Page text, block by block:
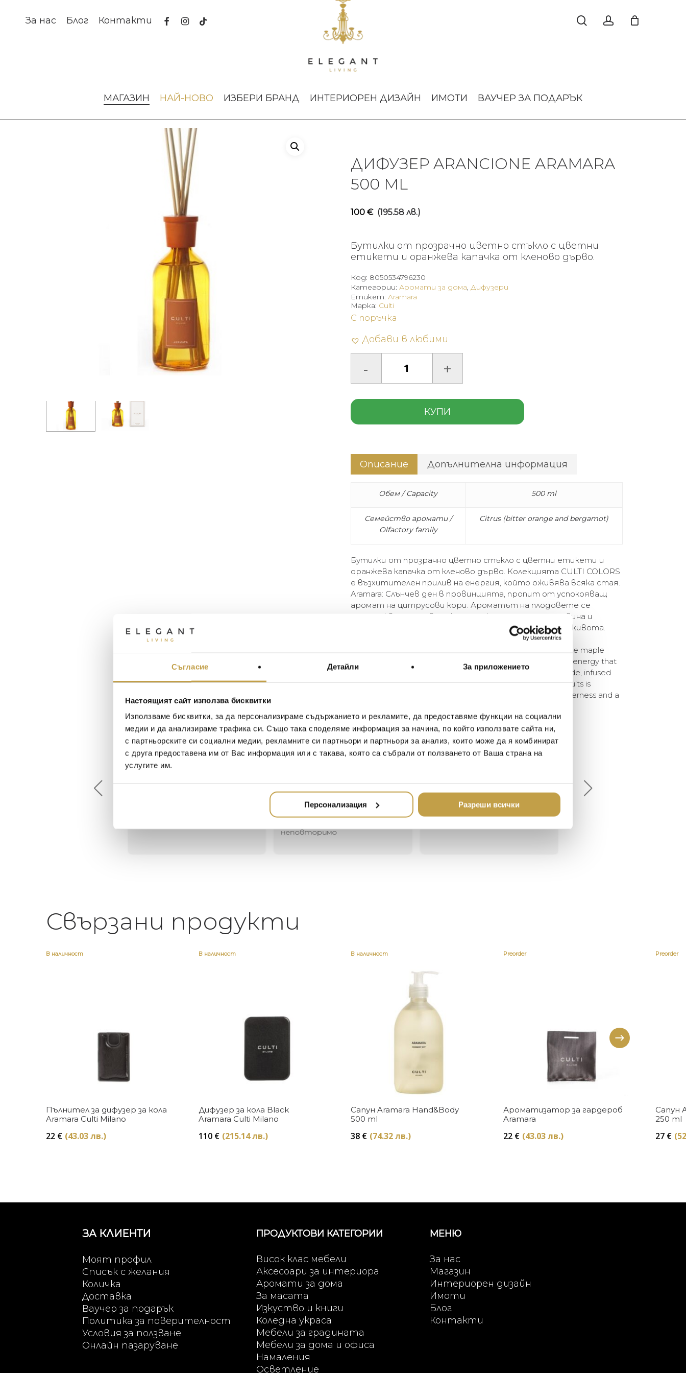
Съгласие Детайли За приложението
Настоящият сайт използва бисквитки
Използваме бисквитки, за да персонализираме съдържанието и рекламите, да предоставяме функции на социални
медии и да анализираме трафика си. Също така споделяме информация за начина, по който използвате сайта ни,
с партньорските си социални медии, рекламните си партньори и партньори за анализ, които може да я комбинират
с друга предоставена им от Вас информация или с такава, която са събрали от ползването от Ваша страна на
услугите им.
Персонализация Разреши всички
За нас Блог Контакти facebookinstagram
tiktok
МАГАЗИН НАЙ-НОВО ИЗБЕРИ БРАНД ИНТЕРИОРЕН ДИЗАЙН ИМОТИ ВАУЧЕР ЗА ПОДАРЪК
ДИФУЗЕР ARANCIONE ARAMARA
500 ML
100 € (195.58 лв.)
Бутилки от прозрачно цветно стъкло с цветни
етикети и оранжева капачка от кленово дърво.
Код: 8050534796230
Категории: Аромати за дома, Дифузери
Етикет: Aramara
С поръчка
Добави в любими
КУПИ
Марка: Culti
Описание Допълнителна информация
Обем / Capacity 500 ml
Семейство аромати /
Olfactory family
Citrus (bitter orange and bergamot)
Бутилки от прозрачно цветно стъкло с цветни етикети и
оранжева капачка от кленово дърво. Колекцията CULTI COLORS
е възхитителен прилив на енергия, който оживява всяка стая.
Aramara: Слънчев ден в провинцията, пропит от успокояващ
аромат на цитрусови кори. Ароматът на плодовете се
разпръсква и остава някъде между приятна горчивина и
захаросана сладост, подобно на някои моменти от живота.
Clear coloured glass bottles with coloured labels and Orange maple
wood cap. The CULTI COLOURS line is a delightful burst of energy that
livens up every room. Aramara: A sunny day in the countryside, infused
with the reassuring aroma of citrus peel. The scent of the fruits is
dispersed and remains suspended between a pleasant bitterness and a
Георги Питов
2021-06-01
Иван Иванов
Един магазин за красив и
елегантен дом. В него ще
неповторимо
Ивелина Линковска
Най-доброто място в града
за домашен декор - уникално и
Хареса ми
Свързани продукти
В наличност
Купи
Пълнител за дифузер за кола
Aramara Culti Milano
22 € (43.03 лв.)
В наличност
Купи
Дифузер за кола Black
Aramara Culti Milano
110 € (215.14 лв.)
В наличност
Купи
Сапун Aramara Hand&Body
500 ml
38 € (74.32 лв.)
Preorder
Купи
Ароматизатор за гардероб
Aramara
22 € (43.03 лв.)
Preorder
Сапун
250 ml
27 €
ЗА КЛИЕНТИ
Моят профил
Списък с желания
Количка
Доставка
Ваучер за подарък
Политика за поверителност
Условия за ползване
Онлайн пазаруване
ПРОДУКТОВИ КАТЕГОРИИ
Висок клас мебели
Аксесоари за интериора
Аромати за дома
За масата
Изкуство и книги
Коледна украса
Мебели за градината
Мебели за дома и офиса
Намаления
Осветление
МЕНЮ
За нас
Магазин
Интериорен дизайн
Имоти
Блог
Контакти